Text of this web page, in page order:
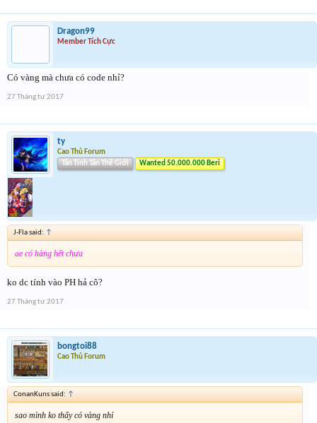
Dragon99
Member Tích Cực
Có vàng mà chưa có code nhỉ?
27 Tháng tư 2017
ty
Cao Thủ Forum
Tân Tinh Tân Thế Giới
Wanted 50.000.000 Beri
J-Fla said: ↑
ae có hàng hết chưa
ko dc tính vào PH hả cô?
27 Tháng tư 2017
bongtoi88
Cao Thủ Forum
ConanKuns said: ↑
sao mình ko thấy có vàng nhỉ